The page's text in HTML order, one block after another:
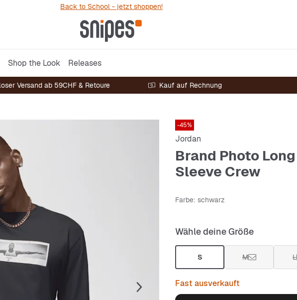
Back to School - jetzt shoppen!
Shop the Look Releases
Versand ab 59CHF & Retoure Kauf auf Rechnung
-45%
Jordan
Brand Photo Long
Sleeve Crew
Farbe: schwarz
Wähle deine Größe
S M L
Fast ausverkauft